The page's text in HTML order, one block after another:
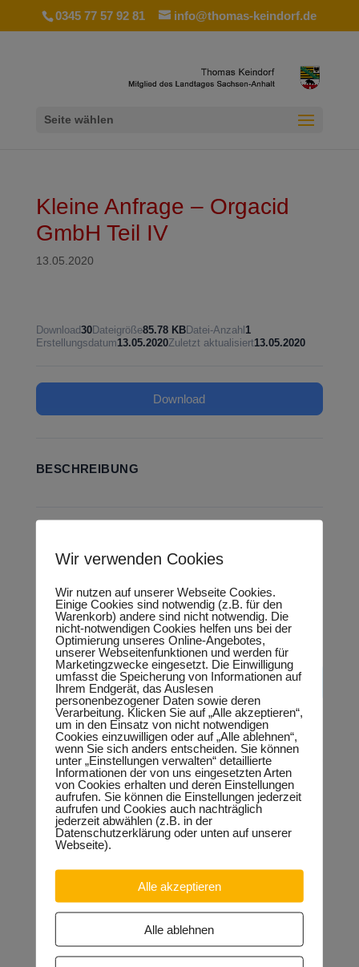
0345 77 57 92 81 info@thomas-keindorf.de
Seite wählen
Kleine Anfrage – Orgacid
GmbH Teil IV
13.05.2020
Download30Dateigröße85.78 KBDatei-Anzahl 1
Erstellungsdatum13.05.2020Zuletzt aktualisiert13.05.2020
Download
BESCHREIBUNG
SIMILAR DOWNLOADS
No related download found!
Brita Updated 13.05.2020
Neueste Beiträge
Sondervermögen für die Europachaussee richtige
Entscheidung! 30.04.2026
26.03.2026
Orgacid-Altlasten: Bund und Land mit in der Verantwortung
15.02.2026
Halle: Sondervermögen Infrastruktur für die Europachaussee
Lehrpläne: Grundsteine für spätere Ausbildung werden in der
Wir verwenden Cookies
Wir nutzen auf unserer Webseite Cookies.
Einige Cookies sind notwendig (z.B. für den
Warenkorb) andere sind nicht notwendig. Die
nicht-notwendigen Cookies helfen uns bei der
Optimierung unseres Online-Angebotes,
unserer Webseitenfunktionen und werden für
Marketingzwecke eingesetzt. Die Einwilligung
umfasst die Speicherung von Informationen auf
Ihrem Endgerät, das Auslesen
personenbezogener Daten sowie deren
Verarbeitung. Klicken Sie auf „Alle akzeptieren“,
um in den Einsatz von nicht notwendigen
Cookies einzuwilligen oder auf „Alle ablehnen“,
wenn Sie sich anders entscheiden. Sie können
unter „Einstellungen verwalten“ detaillierte
Informationen der von uns eingesetzten Arten
von Cookies erhalten und deren Einstellungen
aufrufen. Sie können die Einstellungen jederzeit
aufrufen und Cookies auch nachträglich
jederzeit abwählen (z.B. in der
Datenschutzerklärung oder unten auf unserer
Webseite).
Alle akzeptieren
Alle ablehnen